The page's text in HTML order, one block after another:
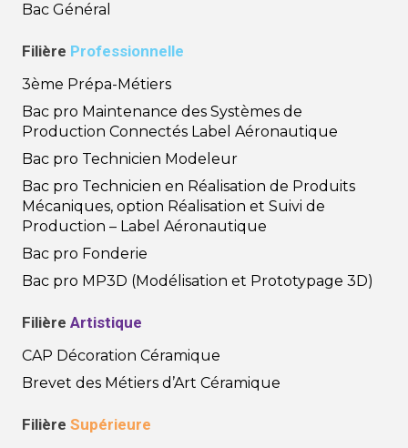
Bac Général
Filière Professionnelle
3ème Prépa-Métiers
Bac pro Maintenance des Systèmes de
Production Connectés Label Aéronautique
Bac pro Technicien Modeleur
Bac pro Technicien en Réalisation de Produits
Mécaniques, option Réalisation et Suivi de
Production – Label Aéronautique
Bac pro Fonderie
Bac pro MP3D (Modélisation et Prototypage 3D)
Filière Artistique
CAP Décoration Céramique
Brevet des Métiers d’Art Céramique
Filière Supérieure